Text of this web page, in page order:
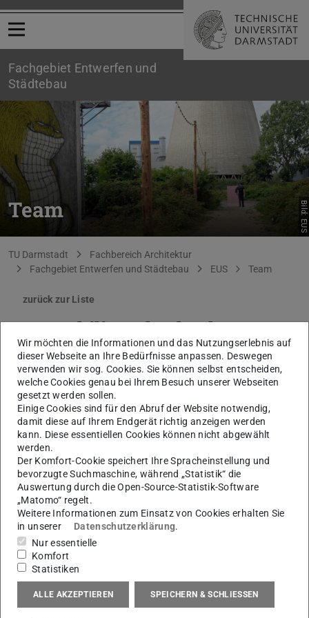
Menü öffnen
Fachgebiet Entwerfen und
Städtebau
Team Bild: EUS
Sie befinden sich hier:
TU Darmstadt
Fachbereich Architektur
Fachgebiet Entwerfen und Städtebau
EUS Team
zurück zur Liste
M. Sc.Philipp Altschuck
Wir möchten die Informationen und das Nutzungserlebnis auf
dieser Webseite an Ihre Bedürfnisse anpassen. Deswegen
verwenden wir sog. Cookies. Sie können selbst entscheiden,
welche Cookies genau bei Ihrem Besuch unserer Webseiten
gesetzt werden sollen.
Einige Cookies sind für den Abruf der Website notwendig,
damit diese auf Ihrem Endgerät richtig anzeigen werden
kann. Diese essentiellen Cookies können nicht abgewählt
werden.
Der Komfort-Cookie speichert Ihre Spracheinstellung und
bevorzugte Suchmaschine, während „Statistik“ die
Auswertung durch die Open-Source-Statistik-Software
„Matomo“ regelt.
Weitere Informationen zum Einsatz von Cookies erhalten Sie
in unserer
Datenschutzerklärung.
Nur essentielle
Komfort
Statistiken
ALLE AKZEPTIEREN SPEICHERN & SCHLIESSEN